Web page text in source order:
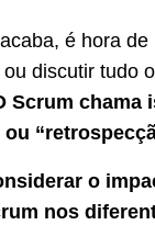
é hora
discutir tudo
Scrum chama
o
nos